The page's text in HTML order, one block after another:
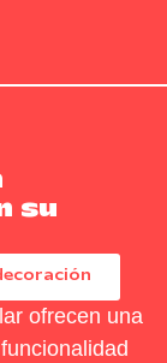
su
ofrecen una